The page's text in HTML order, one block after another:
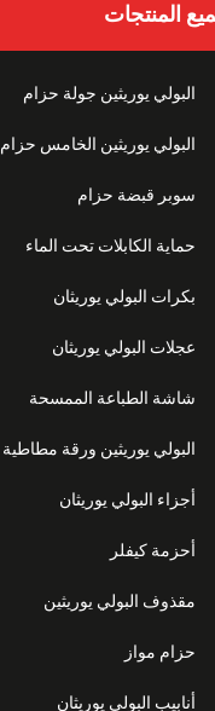
المنتجات
البولي يوريثين جولة حزام
البولي يوريثين الخامس حزام
سوبر قبضة حزام
حماية الكابلات تحت الماء
بكرات البولي يوريثان
عجلات البولي يوريثان
شاشة الطباعة الممسحة
البولي يوريثين ورقة مطاطية
أجزاء البولي يوريثان
أحزمة كيفلر
مقذوف البولي يوريثين
حزام مواز
أنابيب البولي يوريثان